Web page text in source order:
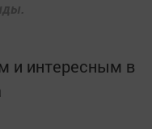
и интересным в